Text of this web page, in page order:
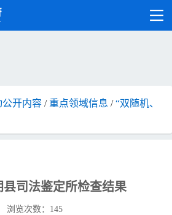
公开内容 / 重点领域信息 /“双随机、
县司法鉴定所检查结果
浏览次数： 145